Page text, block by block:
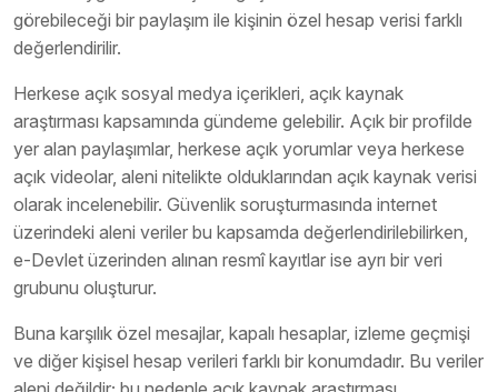
görebileceği bir paylaşım ile kişinin özel hesap verisi farklı
değerlendirilir.
Herkese açık sosyal medya içerikleri, açık kaynak
araştırması kapsamında gündeme gelebilir. Açık bir profilde
yer alan paylaşımlar, herkese açık yorumlar veya herkese
açık videolar, aleni nitelikte olduklarından açık kaynak verisi
olarak incelenebilir. Güvenlik soruşturmasında internet
üzerindeki aleni veriler bu kapsamda değerlendirilebilirken,
e-Devlet üzerinden alınan resmî kayıtlar ise ayrı bir veri
grubunu oluşturur.
Buna karşılık özel mesajlar, kapalı hesaplar, izleme geçmişi
ve diğer kişisel hesap verileri farklı bir konumdadır. Bu veriler